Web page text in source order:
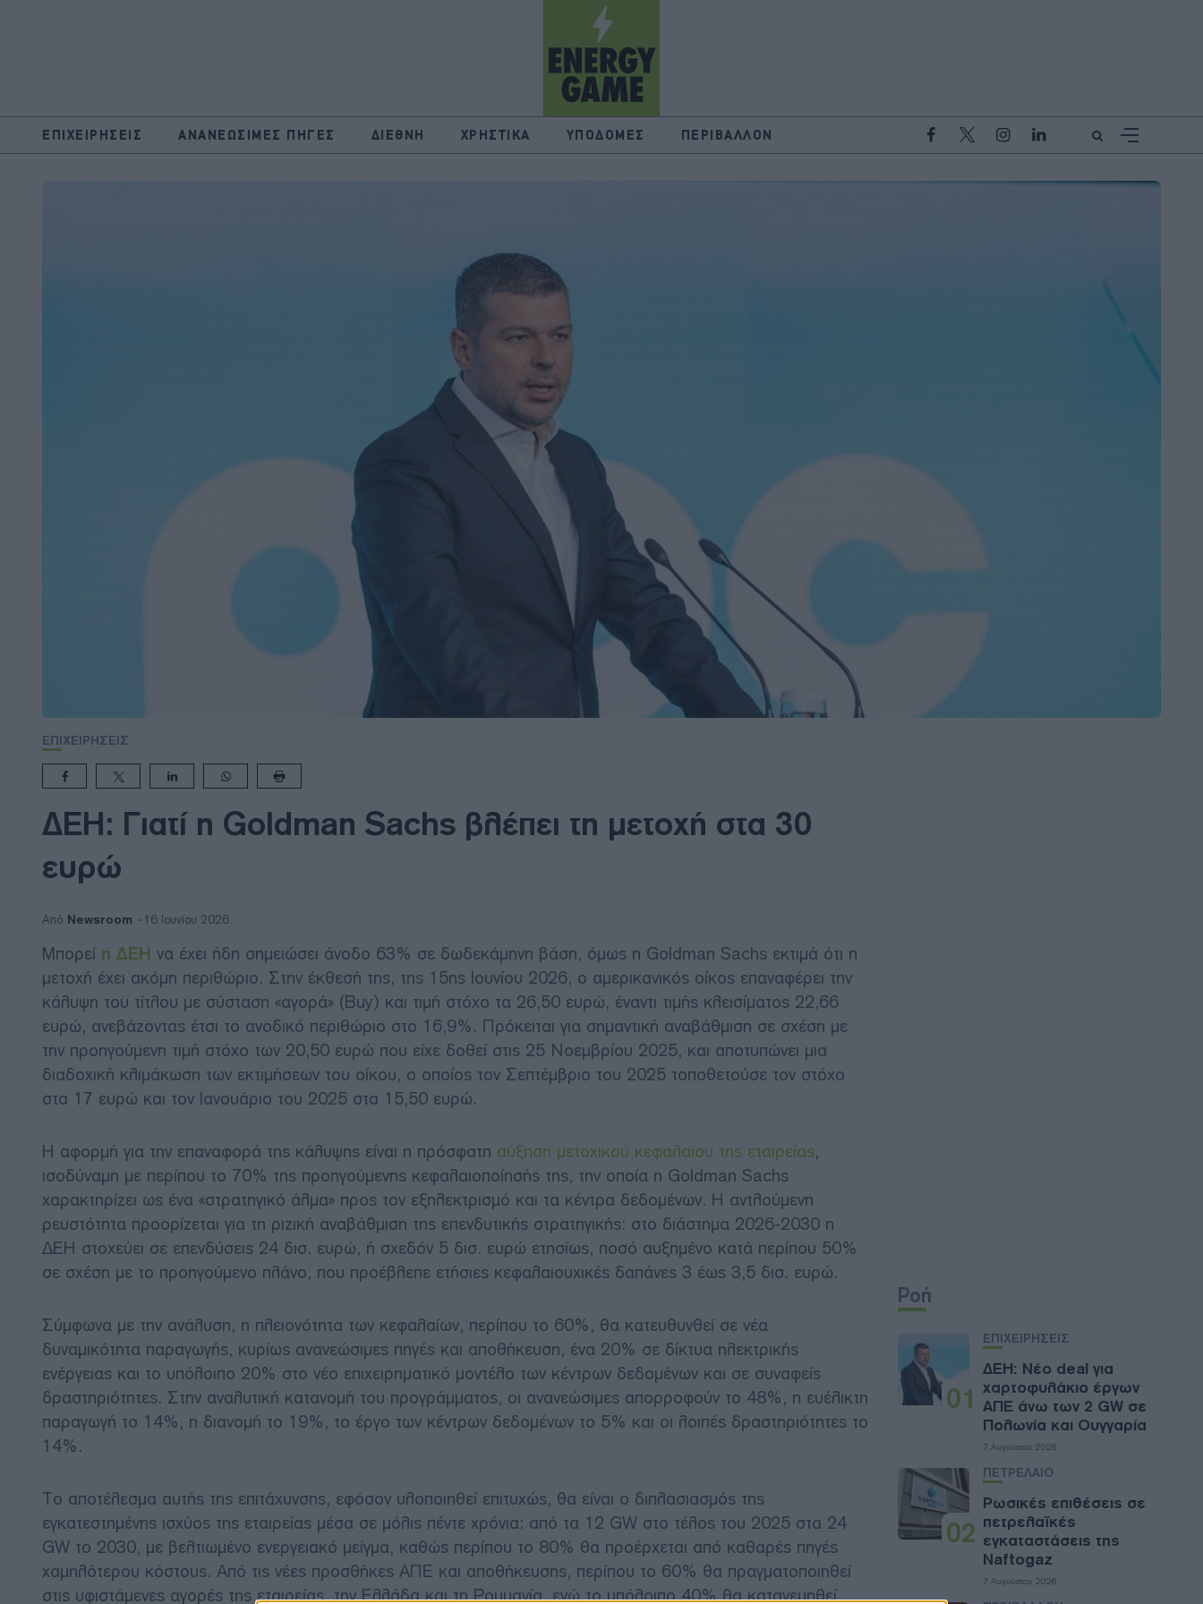
ΕΠΙΧΕΙΡΗΣΕΙΣ ΑΝΑΝΕΩΣΙΜΕΣ ΠΗΓΕΣ ΔΙΕΘΝΗ ΧΡΗΣΤΙΚΑ ΥΠΟΔΟΜΕΣ ΠΕΡΙΒΑΛΛΟΝ
ΕΠΙΧΕΙΡΗΣΕΙΣ
ΔΕΗ: Γιατί η Goldman Sachs βλέπει τη μετοχή στα 30
ευρώ
Από Newsroom 16 Ιουνίου 2026
Μπορεί η ΔΕΗ να έχει ήδη σημειώσει άνοδο 63% σε δωδεκάμηνη βάση, όμως η Goldman Sachs εκτιμά ότι η
μετοχή έχει ακόμη περιθώριο. Στην έκθεσή της, της 15ης Ιουνίου 2026, ο αμερικανικός οίκος επαναφέρει την
κάλυψη του τίτλου με σύσταση «αγορά» (Buy) και τιμή στόχο τα 26,50 ευρώ, έναντι τιμής κλεισίματος 22,66
ευρώ, ανεβάζοντας έτσι το ανοδικό περιθώριο στο 16,9%. Πρόκειται για σημαντική αναβάθμιση σε σχέση με
την προηγούμενη τιμή στόχο των 20,50 ευρώ που είχε δοθεί στις 25 Νοεμβρίου 2025, και αποτυπώνει μια
διαδοχική κλιμάκωση των εκτιμήσεων του οίκου, ο οποίος τον Σεπτέμβριο του 2025 τοποθετούσε τον στόχο
στα 17 ευρώ και τον Ιανουάριο του 2025 στα 15,50 ευρώ.
Η αφορμή για την επαναφορά της κάλυψης είναι η πρόσφατη αύξηση μετοχικού κεφαλαίου της εταιρείας,
ισοδύναμη με περίπου το 70% της προηγούμενης κεφαλαιοποίησής της, την οποία η Goldman Sachs
χαρακτηρίζει ως ένα «στρατηγικό άλμα» προς τον εξηλεκτρισμό και τα κέντρα δεδομένων. Η αντλούμενη
ρευστότητα προορίζεται για τη ριζική αναβάθμιση της επενδυτικής στρατηγικής: στο διάστημα 2026-2030 η
ΔΕΗ στοχεύει σε επενδύσεις 24 δισ. ευρώ, ή σχεδόν 5 δισ. ευρώ ετησίως, ποσό αυξημένο κατά περίπου 50%
σε σχέση με το προηγούμενο πλάνο, που προέβλεπε ετήσιες κεφαλαιουχικές δαπάνες 3 έως 3,5 δισ. ευρώ.
Σύμφωνα με την ανάλυση, η πλειονότητα των κεφαλαίων, περίπου το 60%, θα κατευθυνθεί σε νέα
δυναμικότητα παραγωγής, κυρίως ανανεώσιμες πηγές και αποθήκευση, ένα 20% σε δίκτυα ηλεκτρικής
ενέργειας και το υπόλοιπο 20% στο νέο επιχειρηματικό μοντέλο των κέντρων δεδομένων και σε συναφείς
δραστηριότητες. Στην αναλυτική κατανομή του προγράμματος, οι ανανεώσιμες απορροφούν το 48%, η ευέλικτη
παραγωγή το 14%, η διανομή το 19%, το έργο των κέντρων δεδομένων το 5% και οι λοιπές δραστηριότητες το
14%.
Το αποτέλεσμα αυτής της επιτάχυνσης, εφόσον υλοποιηθεί επιτυχώς, θα είναι ο διπλασιασμός της
εγκατεστημένης ισχύος της εταιρείας μέσα σε μόλις πέντε χρόνια: από τα 12 GW στο τέλος του 2025 στα 24
GW το 2030, με βελτιωμένο ενεργειακό μείγμα, καθώς περίπου το 80% θα προέρχεται από καθαρές πηγές
χαμηλότερου κόστους. Από τις νέες προσθήκες ΑΠΕ και αποθήκευσης, περίπου το 60% θα πραγματοποιηθεί
στις υφιστάμενες αγορές της εταιρείας, την Ελλάδα και τη Ρουμανία, ενώ το υπόλοιπο 40% θα κατανεμηθεί
Ροή
01
ΕΠΙΧΕΙΡΗΣΕΙΣ
ΔΕΗ: Νέο deal για
χαρτοφυλάκιο έργων
ΑΠΕ άνω των 2 GW σε
Πολωνία και Ουγγαρία
7 Αυγούστου 2026
02
ΠΕΤΡΕΛΑΙΟ
Ρωσικές επιθέσεις σε
πετρελαϊκές
εγκαταστάσεις της
Naftogaz
7 Αυγούστου 2026